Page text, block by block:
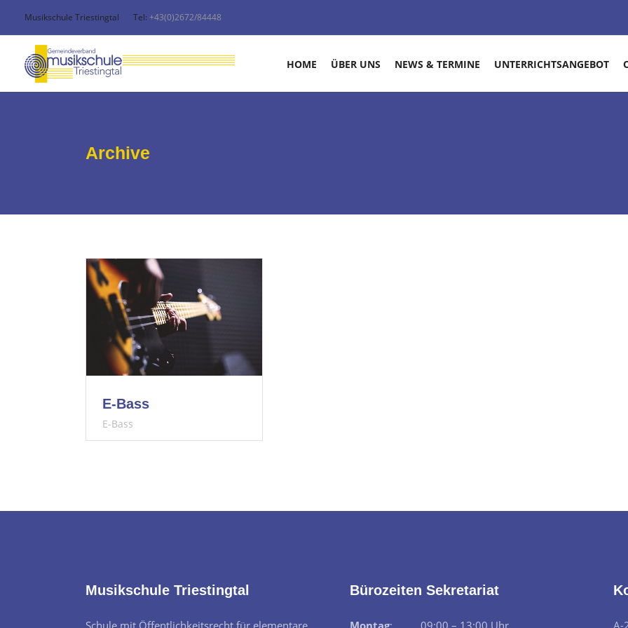
Musikschule Triestingtal Tel: +43(0)2672/84448
HOME ÜBER UNS NEWS & TERMINE UNTERRICHTSANGEBOT
Archive
E-Bass
E-Bass
Musikschule Triestingtal Bürozeiten Sekretariat